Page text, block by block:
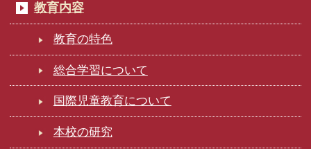
教育内容
教育の特色
総合学習について
国際児童教育について
本校の研究